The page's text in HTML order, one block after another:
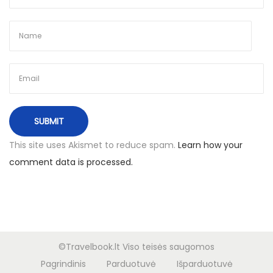
ą
i
r
G
This site uses Akismet to reduce spam. Learn how your
comment data is processed.
©Travelbook.lt Viso teisės saugomos
Pagrindinis
Parduotuvė Išparduotuvė